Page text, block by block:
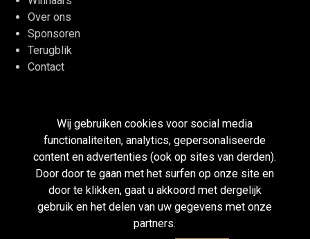
Over ons
Sponsoren
Terugblik
Contact
Disclaimer
Cookieverklaring
Privacy
Wij gebruiken cookies voor social media
functionaliteiten, analytics, gepersonaliseerde
content en advertenties (ook op sites van derden).
Door door te gaan met het surfen op onze site en
door te klikken, gaat u akkoord met dergelijk
gebruik en het delen van uw gegevens met onze
partners.